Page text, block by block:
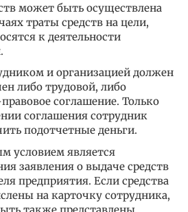
может быть осуществлена
траты средств на цели,
к деятельности
и организацией должен
либо трудовой, либо
соглашение. Только
соглашения сотрудник
подотчетные деньги.
условием является
заявления о выдаче средств
предприятия. Если средства
на карточку сотрудника,
также представлены